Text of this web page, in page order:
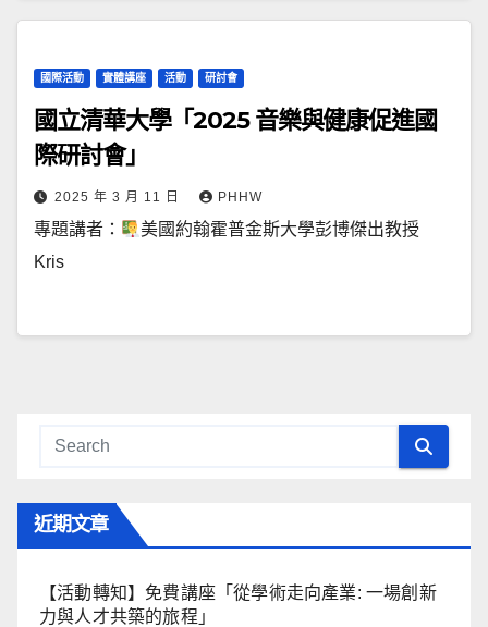
國際活動 實體講座 活動 研討會
國立清華大學「2025 音樂與健康促進國
際研討會」
2025 年 3 月 11 日 PHHW
專題講者：
美國約翰霍普金斯大學彭博傑出教授
Kris
近期文章
【活動轉知】免費講座「從學術走向產業: ⼀場創新
力與⼈才共築的旅程」